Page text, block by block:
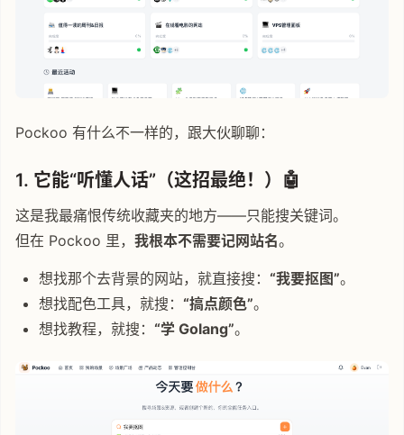
Pockoo 有什么不一样的，跟大伙聊聊：
1. 它能“听懂人话”（这招最绝！）🤖
这是我最痛恨传统收藏夹的地方——只能搜关键词。
但在 Pockoo 里， 我根本不需要记网站名。
想找那个去背景的网站，就直接搜： “我要抠图”。
想找配色工具，就搜： “搞点颜色”。
想找教程，就搜： “学 Golang”。